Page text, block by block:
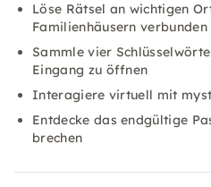
Löse Rätsel an wichtigen
Familienhäusern verbunden
Sammle vier
Eingang zu öffnen
Interagiere virtuell mit
Entdecke das endgültige
brechen